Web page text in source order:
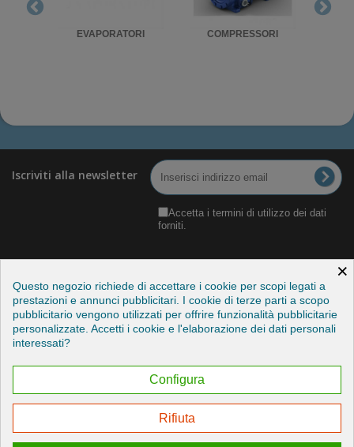
EVAPORATORI COMPRESSORI
Iscriviti alla newsletter
Accetta i termini di utilizzo dei dati
forniti.
Categorie
Informazioni
×
Questo negozio richiede di accettare i cookie per scopi legati a
prestazioni e annunci pubblicitari. I cookie di terze parti a scopo
pubblicitario vengono utilizzati per offrire funzionalità pubblicitarie
personalizzate. Accetti i cookie e l'elaborazione dei dati personali
interessati?
Configura
Rifiuta